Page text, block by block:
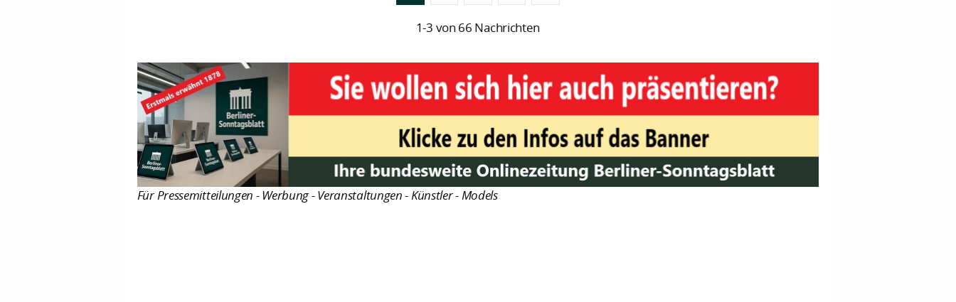
1-3 von 66 Nachrichten
Für Pressemitteilungen - Werbung - Veranstaltungen - Künstler - Models